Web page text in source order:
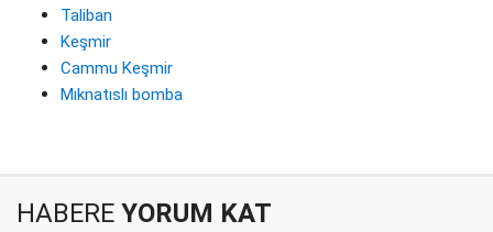
Taliban
Keşmir
Cammu Keşmir
Mıknatıslı bomba
HABERE YORUM KAT